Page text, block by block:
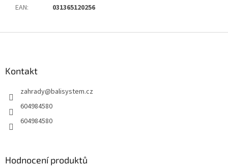
EAN: 031365120256
Kontakt
zahrady@balisystem.cz
604984580
604984580
Hodnocení produktů